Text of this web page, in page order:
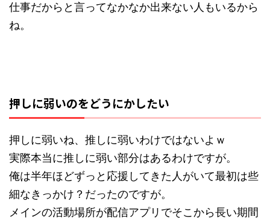
仕事だからと言ってなかなか出来ない人もいるから
ね。
押しに弱いのをどうにかしたい
押しに弱いね、推しに弱いわけではないよｗ
実際本当に推しに弱い部分はあるわけですが。
俺は半年ほどずっと応援してきた人がいて最初は些
細なきっかけ？だったのですが。
メインの活動場所が配信アプリでそこから長い期間